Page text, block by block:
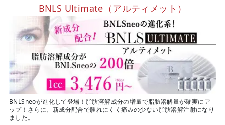
BNLS Ultimate（アルティメット）
BNLSneoが進化して登場！脂肪溶解成分の増量で脂肪溶解量が確実にア
ップ！さらに、新成分配合で腫れにくく痛みの少ない脂肪溶解注射になり
ました。